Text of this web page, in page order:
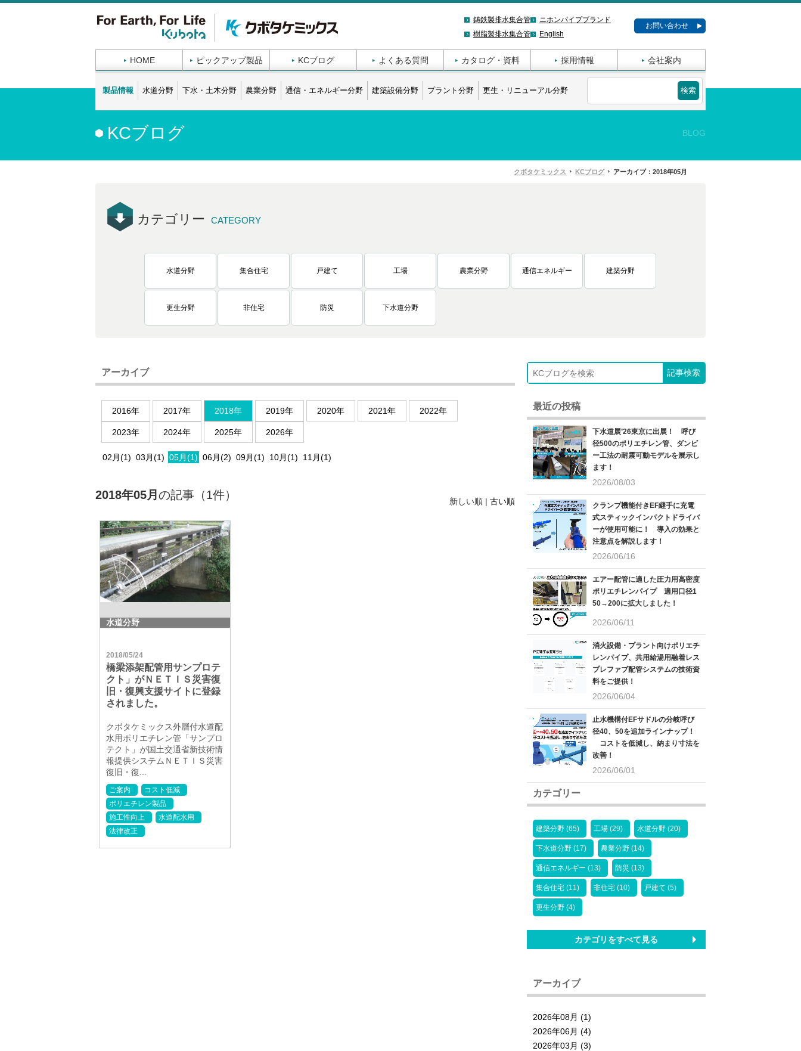
鋳鉄製排水集合管
ニホンパイプブランド
樹脂製排水集合管
English
お問い合わせ
HOME ピックアップ製品 KCブログ よくある質問 カタログ・資料 採用情報 会社案内
製品情報 水道分野 下水・土木分野 農業分野 通信・エネルギー分野 建築設備分野 プラント分野 更生・リニューアル分野
KCブログ BLOG
クボタケミックス KCブログ アーカイブ：2018年05月
カテゴリー CATEGORY
水道分野 集合住宅 戸建て 工場 農業分野 通信エネルギー 建築分野
更生分野 非住宅 防災 下水道分野
アーカイブ
2016年 2017年 2018年 2019年 2020年 2021年 2022年
2023年 2024年 2025年 2026年
02月(1) 03月(1) 05月(1) 06月(2) 09月(1) 10月(1) 11月(1)
2018年05月 の記事（1件） 新しい順 | 古い順
水道分野
2018/05/24
橋梁添架配管用サンプロテ
クト」がＮＥＴＩＳ災害復
旧・復興支援サイトに登録
されました。
クボタケミックス外層付水道配
水用ポリエチレン管「サンプロ
テクト」が国土交通省新技術情
報提供システムＮＥＴＩＳ災害
復旧・復...
ご案内
コスト低減
ポリエチレン製品
施工性向上
水道配水用
法律改正
最近の投稿
下水道展’26東京に出展！ 呼び
径500のポリエチレン管、ダンビ
ー工法の耐震可動モデルを展示し
ます！
2026/08/03
クランプ機能付きEF継手に充電
式スティックインパクトドライバ
ーが使用可能に！ 導入の効果と
注意点を解説します！
2026/06/16
エアー配管に適した圧力用高密度
ポリエチレンパイプ 適用口径1
50→200に拡大しました！
2026/06/11
消火設備・プラント向けポリエチ
レンパイプ、共用給湯用融着レス
プレファブ配管システムの技術資
料をご提供！
2026/06/04
止水機構付EFサドルの分岐呼び
径40、50を追加ラインナップ！
コストを低減し、納まり寸法を
改善！
2026/06/01
カテゴリー
建築分野 (65) 工場 (29) 水道分野 (20)
下水道分野 (17) 農業分野 (14)
通信エネルギー (13) 防災 (13)
集合住宅 (11) 非住宅 (10) 戸建て (5)
更生分野 (4)
カテゴリをすべて見る
アーカイブ
2026年08月 (1)
2026年06月 (4)
2026年03月 (3)